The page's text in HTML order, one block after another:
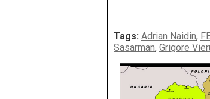
Tags: Adrian Naidin,
Sasarman, Grigore